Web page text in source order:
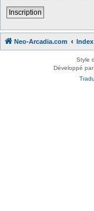
Inscription
Neo-Arcadia.com
Style
Développé par